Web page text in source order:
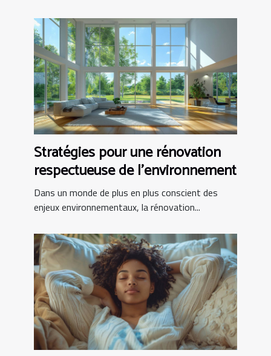
Stratégies pour une rénovation
respectueuse de l'environnement
Dans un monde de plus en plus conscient des
enjeux environnementaux, la rénovation...